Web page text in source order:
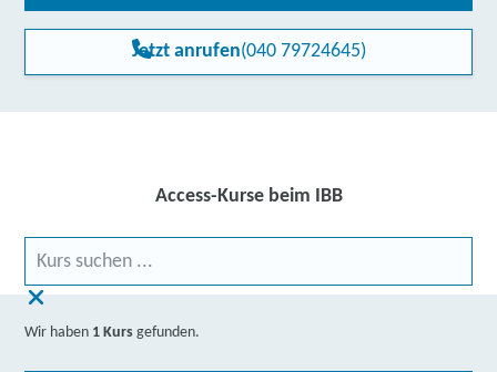
Jetzt anrufen(040 79724645)
Access-Kurse beim IBB
Wir haben 1 Kurs gefunden.